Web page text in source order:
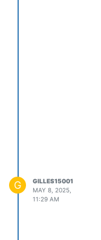
G
GILLES15001
MAY 8, 2025,
11:29 AM